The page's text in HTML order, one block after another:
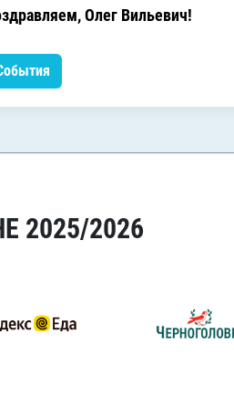
Олег Вильевич!
2025/2026